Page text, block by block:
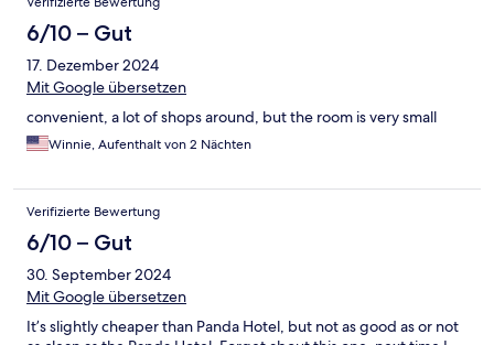
6/10 – Gut
17. Dezember 2024
Mit Google übersetzen
convenient, a lot of shops around, but the room is very small
Winnie, Aufenthalt von 2 Nächten
Verifizierte Bewertung
6/10 – Gut
30. September 2024
Mit Google übersetzen
It’s slightly cheaper than Panda Hotel, but not as good as or not